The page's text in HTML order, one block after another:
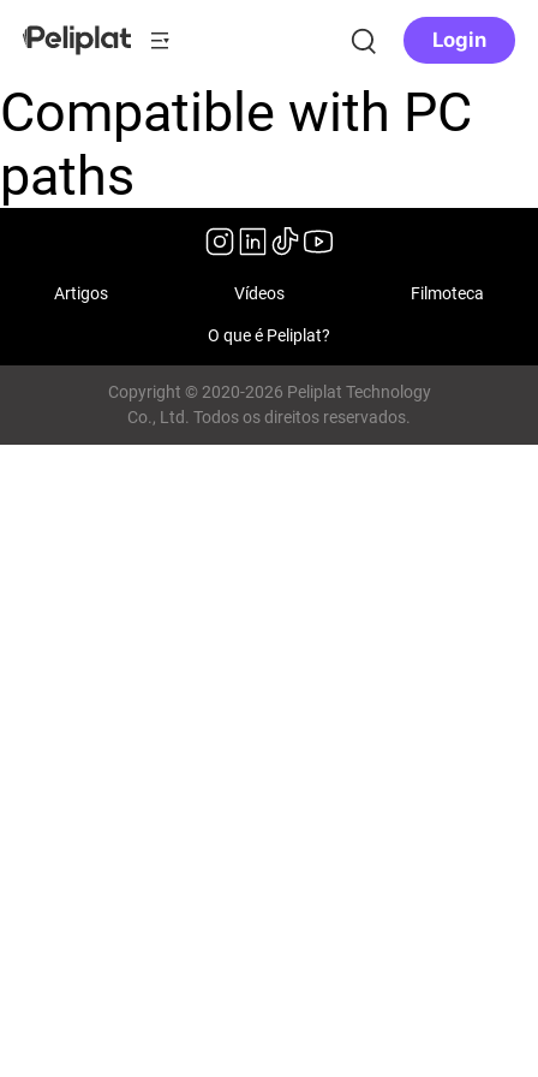
Login
Compatible with PC
paths
Artigos Vídeos Filmoteca
O que é Peliplat?
Copyright © 2020-2026 Peliplat Technology
Co., Ltd. Todos os direitos reservados.